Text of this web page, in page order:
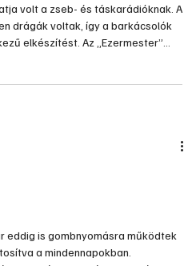
volt a zseb- és táskarádióknak. A
drágák voltak, így a barkácsolók
elkészítést. Az „Ezermester”
eddig is gombnyomásra működtek
a mindennapokban.